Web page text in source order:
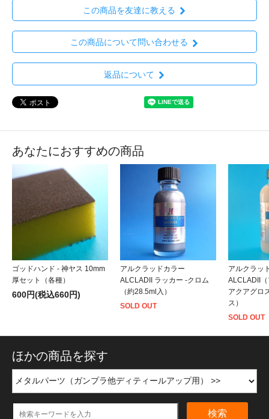
この商品を友達に教える
この商品について問い合わせる
返品について
あなたにおすすめの商品
ゴッドハンド - 神ヤス 10mm
厚セット（各種）
600円(税込660円)
アルクラッドカラー
ALCLADII ラッカー -クロム
（約28.5ml入）
SOLD OUT
アルクラッ
ALCLADII
アクアグロ
ス）
SOLD OUT
ほかの商品を探す
検索